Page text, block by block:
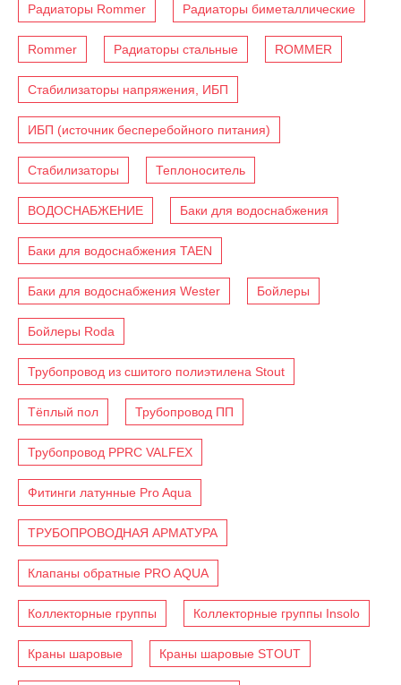
Радиаторы Rommer Радиаторы биметаллические
Rommer Радиаторы стальные ROMMER
Стабилизаторы напряжения, ИБП
ИБП (источник бесперебойного питания)
Стабилизаторы Теплоноситель
ВОДОСНАБЖЕНИЕ Баки для водоснабжения
Баки для водоснабжения TAEN
Баки для водоснабжения Wester Бойлеры
Бойлеры Roda
Трубопровод из сшитого полиэтилена Stout
Тёплый пол Трубопровод ПП
Трубопровод PPRC VALFEX
Фитинги латунные Pro Aqua
ТРУБОПРОВОДНАЯ АРМАТУРА
Клапаны обратные PRO AQUA
Коллекторные группы Коллекторные группы Insolo
Краны шаровые Краны шаровые STOUT